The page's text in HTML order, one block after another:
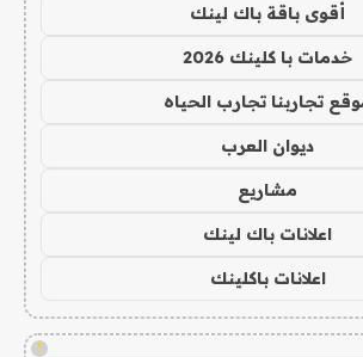
أقوى باقة باك لينك
خدمات با كلينك 2026
تجاربنا تجارب الحياه
ديوان العرب
مشاريع
اعلانات باك لينك
اعلانات باكلينك
!